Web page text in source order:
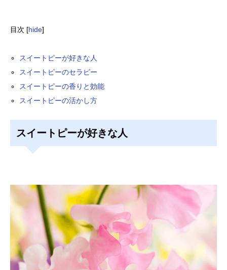
目次 [hide]
スイートピーが好きな人
スイートピーのセラピー
スイートピーの香りと効能
スイートピーの活かし方
スイートピーが好きな人